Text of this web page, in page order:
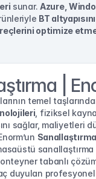
sunar. Azure,
BT
optimize
|
, fiziksel
sağlar, maliyetleri
sanallaştırma
tabanlı
duyulan profesyonel